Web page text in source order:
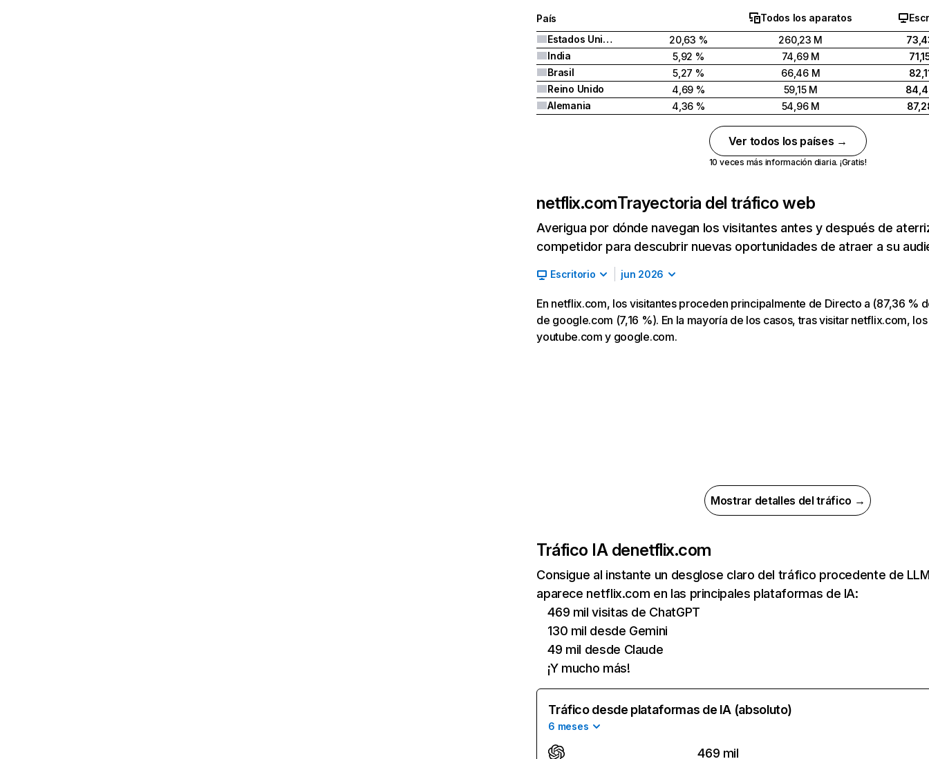
País Todos los aparatos
Estados Unidos
20,63 % 260,23 M
India
5,92 % 74,69 M
Brasil
5,27 % 66,46 M
Reino Unido
4,69 % 59,15 M
Alemania
4,36 % 54,96 M
Ver todos los países →
10 veces más información diaria. ¡Gratis!
netflix.comTrayectoria del tráfico web
Averigua por dónde navegan los visitantes antes y después de
competidor para descubrir nuevas oportunidades de atraer a su
Escritorio jun 2026
En netflix.com, los visitantes proceden principalmente de Directo a (87,36 %
de google.com (7,16 %). En la mayoría de los casos, tras visitar netflix.com,
youtube.com y google.com.
Mostrar detalles del tráfico →
Tráfico IA denetflix.com
Consigue al instante un desglose claro del tráfico procedente de
aparece netflix.com en las principales plataformas de IA:
469 mil visitas de ChatGPT
130 mil desde Gemini
49 mil desde Claude
¡Y mucho más!
Tráfico desde plataformas de IA (absoluto)
6 meses
469 mil